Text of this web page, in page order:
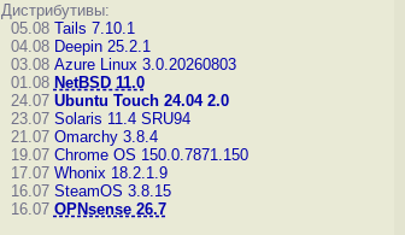
Дистрибутивы:
05.08 Tails 7.10.1
04.08 Deepin 25.2.1
03.08 Azure Linux 3.0.20260803
01.08 NetBSD 11.0
24.07 Ubuntu Touch 24.04 2.0
23.07 Solaris 11.4 SRU94
21.07 Omarchy 3.8.4
19.07 Chrome OS 150.0.7871.150
17.07 Whonix 18.2.1.9
16.07 SteamOS 3.8.15
16.07 OPNsense 26.7